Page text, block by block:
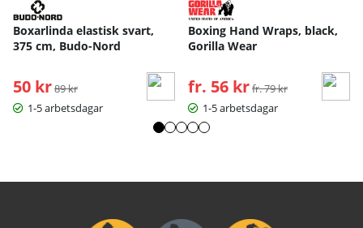
Boxarlinda elastisk svart,
375 cm, Budo-Nord
50 kr Ordinarie pris:
89 kr
1-5 arbetsdagar
Boxing Hand Wraps, black,
Gorilla Wear
fr. 56 kr Ordinarie pris:
fr. 79 kr
1-5 arbetsdagar